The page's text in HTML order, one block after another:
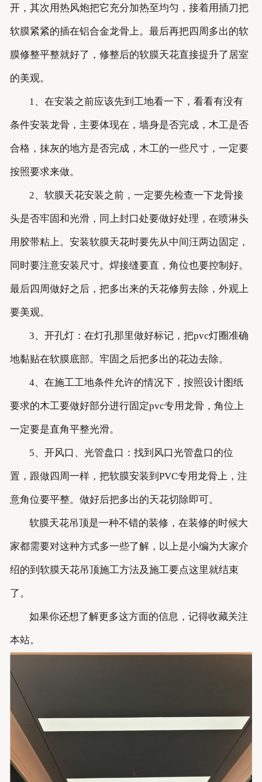
开，其次用热风炮把它充分加热至均匀，接着用插刀把
软膜紧紧的插在铝合金龙骨上。最后再把四周多出的软
膜修整平整就好了，修整后的软膜天花直接提升了居室
的美观。
1、在安装之前应该先到工地看一下，看看有没有
条件安装龙骨，主要体现在，墙身是否完成，木工是否
合格，抹灰的地方是否完成，木工的一些尺寸，一定要
按照要求来做。
2、软膜天花安装之前，一定要先检查一下龙骨接
头是否牢固和光滑，同上封口处要做好处理，在喷淋头
用胶带粘上。安装软膜天花时要先从中间汪两边固定，
同时要注意安装尺寸。焊接缝要直，角位也要控制好。
最后四周做好之后，把多出来的天花修剪去除，外观上
要美观。
3、开孔灯：在灯孔那里做好标记，把pvc灯圈准确
地黏贴在软膜底部。牢固之后把多出的花边去除。
4、在施工工地条件允许的情况下，按照设计图纸
要求的木工要做好部分进行固定pvc专用龙骨，角位上
一定要是直角平整光滑。
5、开风口、光管盘口：找到风口光管盘口的位
置，跟做四周一样，把软膜安装到PVC专用龙骨上，注
意角位要平整。做好后把多出的天花切除即可。
软膜天花吊顶是一种不错的装修，在装修的时候大
家都需要对这种方式多一些了解，以上是小编为大家介
绍的到软膜天花吊顶施工方法及施工要点这里就结束
了。
如果你还想了解更多这方面的信息，记得收藏关注
本站。